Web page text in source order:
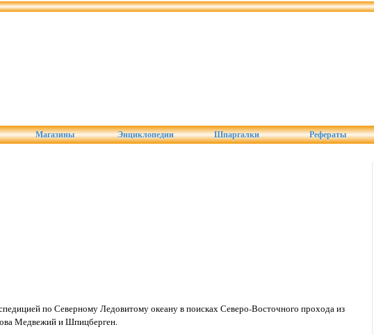
Магазины Энциклопедии Шпаргалки Рефераты
по Северному Ледовитому океану в поисках Северо-Восточного прохода из
Медвежий и Шпицберген.